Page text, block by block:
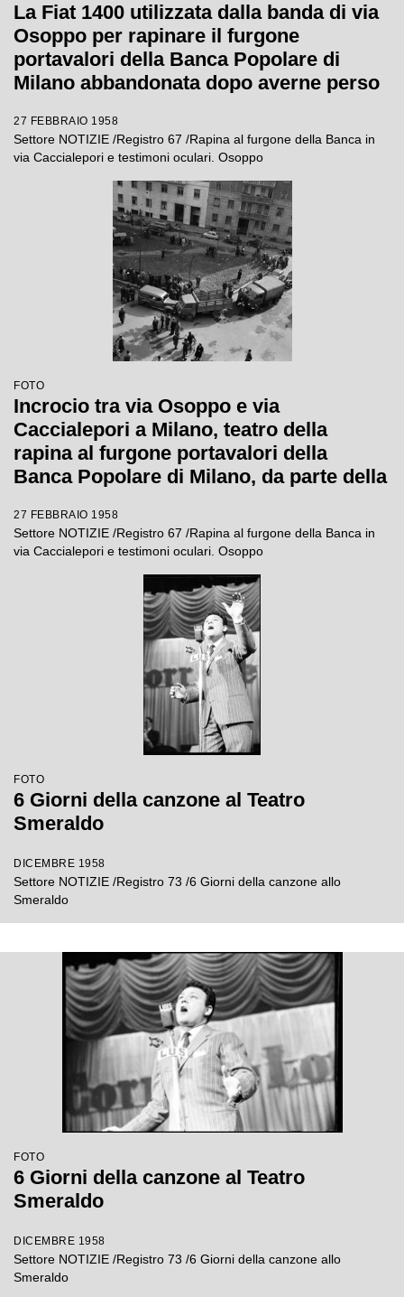
La Fiat 1400 utilizzata dalla banda di via
Osoppo per rapinare il furgone
portavalori della Banca Popolare di
Milano abbandonata dopo averne perso
27 FEBBRAIO 1958
Settore NOTIZIE /Registro 67 /Rapina al furgone della Banca in
via Caccialepori e testimoni oculari. Osoppo
FOTO
Incrocio tra via Osoppo e via
Caccialepori a Milano, teatro della
rapina al furgone portavalori della
Banca Popolare di Milano, da parte della
L'autocarro, con a bordo due membri
della banda, si è schiantato frontalmente
contro il furgone della Banca
27 FEBBRAIO 1958
Settore NOTIZIE /Registro 67 /Rapina al furgone della Banca in
via Caccialepori e testimoni oculari. Osoppo
FOTO
6 Giorni della canzone al Teatro
Smeraldo
DICEMBRE 1958
Settore NOTIZIE /Registro 73 /6 Giorni della canzone allo
Smeraldo
FOTO
6 Giorni della canzone al Teatro
Smeraldo
DICEMBRE 1958
Settore NOTIZIE /Registro 73 /6 Giorni della canzone allo
Smeraldo